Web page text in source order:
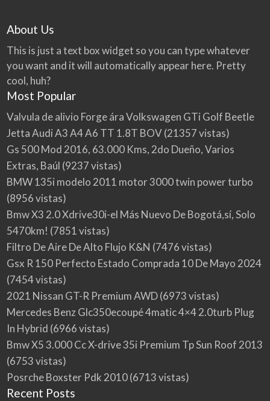
About Us
This is just a text box widget so you can type whatever
you want and it will automatically appear here. Pretty
cool, huh?
Most Popular
Valvula de alivio Forge ára Volkswagen GTi Golf Beetle
Jetta Audi A3 A4 A6 TT 1.8T BOV(21357 vistas)
Gs 500 Mod 2016, 63.000 Kms, 2do Dueño, Varios
Extras, Baúl (9237 vistas)
BMW 135i modelo 2011 motor 3000 twin power turbo
(8956 vistas)
Bmw X3 2.0 Xdrive30i-el Más Nuevo De Bogotá,sí, Solo
5470km! (7851 vistas)
Filtro De Aire De Alto Flujo K&N (7476 vistas)
Gsx R 150 Perfecto Estado Comprada 10 De Mayo 2024
(7454 vistas)
2021 Nissan GT-R Premium AWD(6973 vistas)
Mercedes Benz Glc350ecoupé 4matic 4×4 2.0turb Plug
In Hybrid (6966 vistas)
Bmw X5 3.000 Cc X-drive 35i Premium Tp Sun Roof 2013
(6753 vistas)
Posrche Boxster Pdk 2010(6713 vistas)
Recent Posts